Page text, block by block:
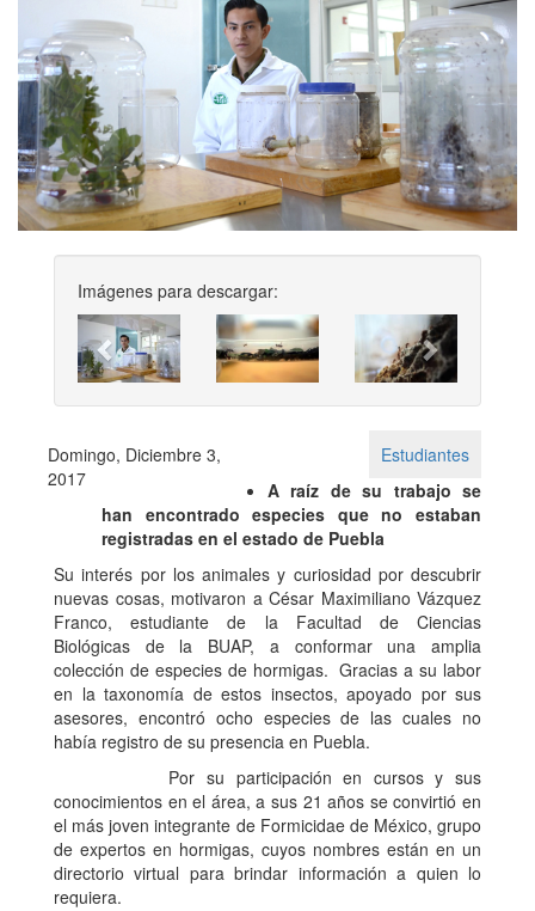
Imágenes para descargar:
Previous Next
Domingo, Diciembre 3,
2017
Estudiantes
A raíz de su trabajo se
han encontrado especies que no estaban
registradas en el estado de Puebla
Su interés por los animales y curiosidad por descubrir
nuevas cosas, motivaron a César Maximiliano Vázquez
Franco, estudiante de la Facultad de Ciencias
Biológicas de la BUAP, a conformar una amplia
colección de especies de hormigas. Gracias a su labor
en la taxonomía de estos insectos, apoyado por sus
asesores, encontró ocho especies de las cuales no
había registro de su presencia en Puebla.
Por su participación en cursos y sus
conocimientos en el área, a sus 21 años se convirtió en
el más joven integrante de Formicidae de México, grupo
de expertos en hormigas, cuyos nombres están en un
directorio virtual para brindar información a quien lo
requiera.